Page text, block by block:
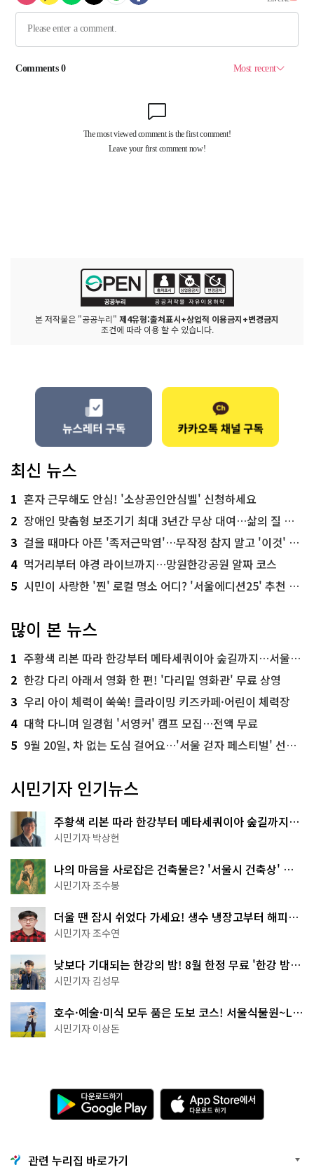
본 저작물은 "공공누리" 제4유형:출처표시+상업적 이용금지+변경금지
조건에 따라 이용 할 수 있습니다.
최신 뉴스
1 혼자 근무해도 안심! '소상공인안심벨' 신청하세요
2 장애인 맞춤형 보조기기 최대 3년간 무상 대여…삶의 질 높인다
3 걸을 때마다 아픈 '족저근막염'…무작정 참지 말고 '이것' 해보세요!
4 먹거리부터 야경 라이브까지…망원한강공원 알짜 코스
5 시민이 사랑한 '찐' 로컬 명소 어디? '서울에디션25' 추천 코스
많이 본 뉴스
1 주황색 리본 따라 한강부터 메타세쿼이아 숲길까지…서울둘레길 15코스
2 한강 다리 아래서 영화 한 편! '다리밑 영화관' 무료 상영
3 우리 아이 체력이 쑥쑥! 클라이밍 키즈카페·어린이 체력장
4 대학 다니며 일경험 '서영커' 캠프 모집…전액 무료
5 9월 20일, 차 없는 도심 걸어요…'서울 걷자 페스티벌' 선착순 5천명
시민기자 인기뉴스
주황색 리본 따라 한강부터 메타세쿼이아 숲길까지…
서울둘레길 15코스
시민기자 박상현
나의 마음을 사로잡은 건축물은? '서울시 건축상' 수
상작 공개!
시민기자 조수봉
더울 땐 잠시 쉬었다 가세요! 생수 냉장고부터 해피소
·무더위쉼터까지
시민기자 조수연
낮보다 기대되는 한강의 밤! 8월 한정 무료 '한강 밤
핑' 예약은?
시민기자 김성무
호수·예술·미식 모두 품은 도보 코스! 서울식물원~LG
아트센터~마곡테라스거리
시민기자 이상돈
다
운
로
기
G
A
p
p
관련 누리집 바로가기